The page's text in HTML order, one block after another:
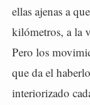
ellas ajenas a
kilómetros, a la
Pero los
que da el
interiorizado